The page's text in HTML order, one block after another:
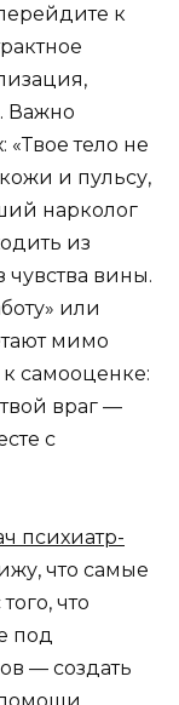
к
Важно
«Твое тело не
и пульсу,
нарколог
из
вины.
или
мимо
самооценке:
враг —
с
психиатр-
что самые
что
под
— создать